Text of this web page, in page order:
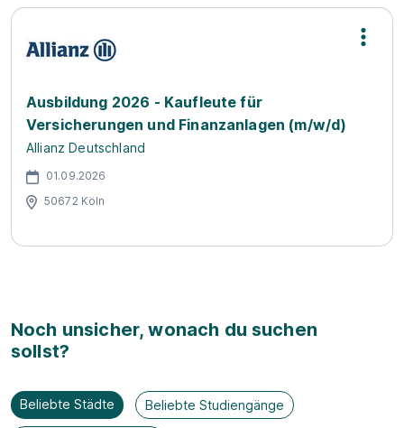
Ausbildung 2026 - Kaufleute für
Versicherungen und Finanzanlagen (m/w/d)
Allianz Deutschland
01.09.2026
50672 Köln
Noch unsicher, wonach du suchen
sollst?
Beliebte Städte Beliebte Studiengänge